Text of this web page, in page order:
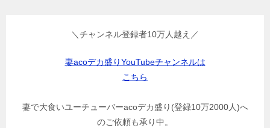
＼チャンネル登録者10万人越え／
妻acoデカ盛りYouTubeチャンネルは
こちら
妻で大食いユーチューバーacoデカ盛り(登録10万2000人)へ
のご依頼も承り中。